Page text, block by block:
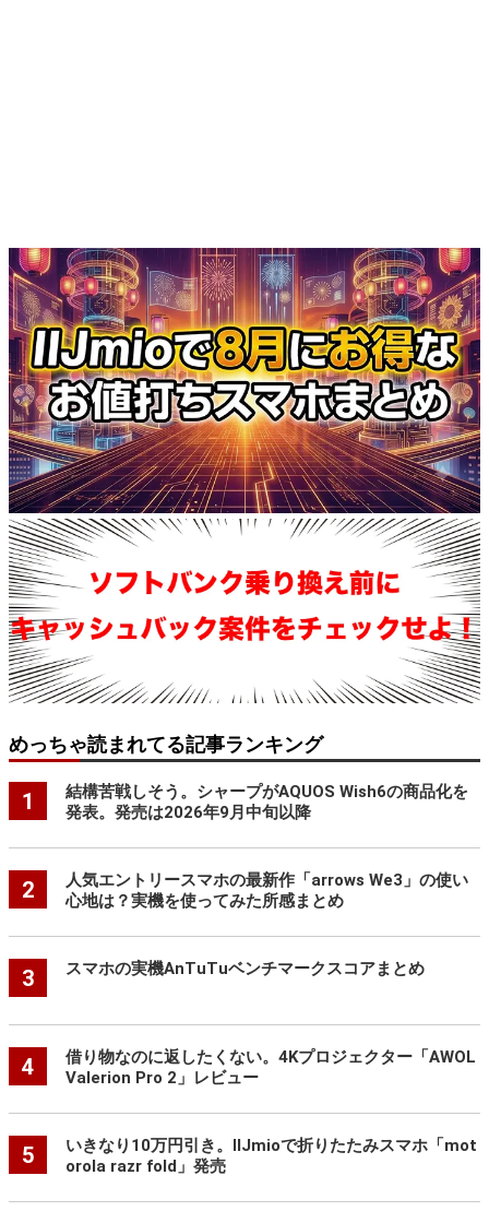
めっちゃ読まれてる記事ランキング
1
結構苦戦しそう。シャープがAQUOS Wish6の商品化を
発表。発売は2026年9月中旬以降
2
人気エントリースマホの最新作「arrows We3」の使い
心地は？実機を使ってみた所感まとめ
3 スマホの実機AnTuTuベンチマークスコアまとめ
4
借り物なのに返したくない。4Kプロジェクター「AWOL
Valerion Pro 2」レビュー
5
いきなり10万円引き。IIJmioで折りたたみスマホ「mot
orola razr fold」発売